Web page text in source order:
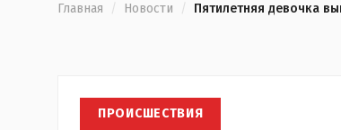
Главная / Новости / Пятилетняя девочка
ПРОИСШЕСТВИЯ